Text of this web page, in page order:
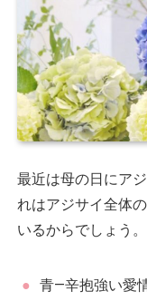
最近は母の日にア
れはアジサイ全体
いるからでしょう。
青―辛抱強い愛